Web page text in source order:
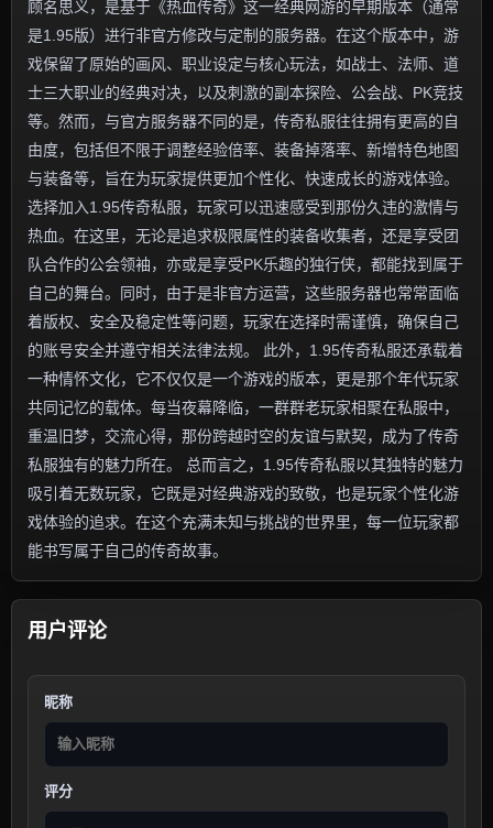
顾名思义，是基于《热血传奇》这一经典网游的早期版本（通常
是1.95版）进行非官方修改与定制的服务器。在这个版本中，游
戏保留了原始的画风、职业设定与核心玩法，如战士、法师、道
士三大职业的经典对决，以及刺激的副本探险、公会战、PK竞技
等。然而，与官方服务器不同的是，传奇私服往往拥有更高的自
由度，包括但不限于调整经验倍率、装备掉落率、新增特色地图
与装备等，旨在为玩家提供更加个性化、快速成长的游戏体验。
选择加入1.95传奇私服，玩家可以迅速感受到那份久违的激情与
热血。在这里，无论是追求极限属性的装备收集者，还是享受团
队合作的公会领袖，亦或是享受PK乐趣的独行侠，都能找到属于
自己的舞台。同时，由于是非官方运营，这些服务器也常常面临
着版权、安全及稳定性等问题，玩家在选择时需谨慎，确保自己
的账号安全并遵守相关法律法规。 此外，1.95传奇私服还承载着
一种情怀文化，它不仅仅是一个游戏的版本，更是那个年代玩家
共同记忆的载体。每当夜幕降临，一群群老玩家相聚在私服中，
重温旧梦，交流心得，那份跨越时空的友谊与默契，成为了传奇
私服独有的魅力所在。 总而言之，1.95传奇私服以其独特的魅力
吸引着无数玩家，它既是对经典游戏的致敬，也是玩家个性化游
戏体验的追求。在这个充满未知与挑战的世界里，每一位玩家都
能书写属于自己的传奇故事。
用户评论
昵称
评分